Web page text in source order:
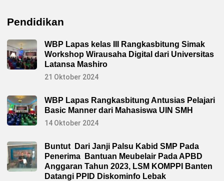
Pendidikan
WBP Lapas kelas III Rangkasbitung Simak
Workshop Wirausaha Digital dari Universitas
Latansa Mashiro
21 Oktober 2024
WBP Lapas Rangkasbitung Antusias Pelajari
Basic Manner dari Mahasiswa UIN SMH
14 Oktober 2024
Buntut Dari Janji Palsu Kabid SMP Pada
Penerima Bantuan Meubelair Pada APBD
Anggaran Tahun 2023, LSM KOMPPI Banten
Datangi PPID Diskominfo Lebak